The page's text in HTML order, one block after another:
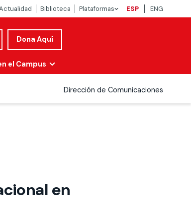
Biblioteca Plataformas ESP ENG
Dona Aquí
el Campus
Dirección de Comunicaciones
en